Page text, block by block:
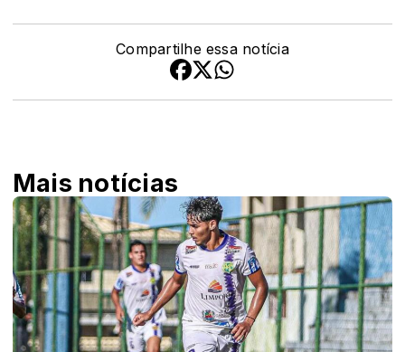
Compartilhe essa notícia
Mais notícias